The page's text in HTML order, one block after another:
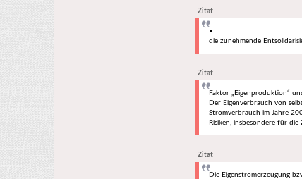
Zitat
•
die zunehmende
Zitat
Faktor „Eigenproduktion“
Der Eigenverbrauch von
Stromverbrauch im Jahre
Risiken, insbesondere für die
Zitat
Die Eigenstromerzeugung